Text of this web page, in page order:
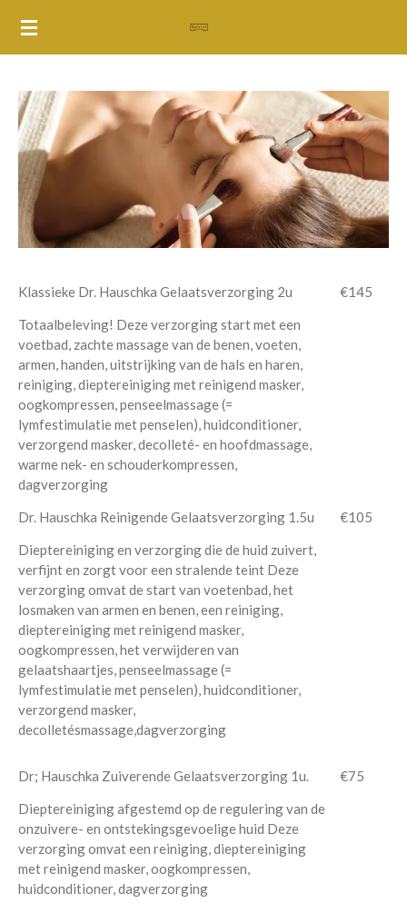
Ga
de
hoofdinhoud
Klassieke Dr. Hauschka Gelaatsverzorging 2u
€145
Totaalbeleving! Deze verzorging start met een
voetbad, zachte massage van de benen, voeten,
armen, handen, uitstrijking van de hals en haren,
reiniging, dieptereiniging met reinigend masker,
oogkompressen, penseelmassage (=
lymfestimulatie met penselen), huidconditioner,
verzorgend masker, decolleté- en hoofdmassage,
warme nek- en schouderkompressen,
dagverzorging
Dr. Hauschka Reinigende Gelaatsverzorging 1.5u
€105
Dieptereiniging en verzorging die de huid zuivert,
verfijnt en zorgt voor een stralende teint Deze
verzorging omvat de start van voetenbad, het
losmaken van armen en benen, een reiniging,
dieptereiniging met reinigend masker,
oogkompressen, het verwijderen van
gelaatshaartjes, penseelmassage (=
lymfestimulatie met penselen), huidconditioner,
verzorgend masker,
decolletésmassage,dagverzorging
Dr; Hauschka Zuiverende Gelaatsverzorging 1u.
€75
Dieptereiniging afgestemd op de regulering van de
onzuivere- en ontstekingsgevoelige huid Deze
verzorging omvat een reiniging, dieptereiniging
met reinigend masker, oogkompressen,
huidconditioner, dagverzorging